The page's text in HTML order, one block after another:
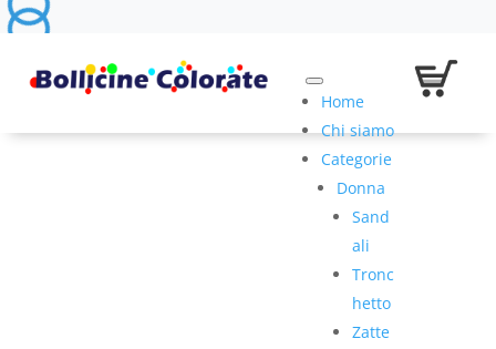
Home
Chi siamo
Categorie
Donna
Sand
ali
Tronc
hetto
Zatte